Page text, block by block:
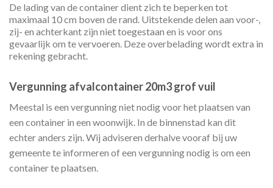
De lading van de container dient zich te beperken tot
maximaal 10 cm boven de rand. Uitstekende delen aan voor-,
zij- en achterkant zijn niet toegestaan en is voor ons
gevaarlijk om te vervoeren. Deze overbelading wordt extra in
rekening gebracht.
Vergunning afvalcontainer 20m3 grof vuil
Meestal is een vergunning niet nodig voor het plaatsen van
een container in een woonwijk. In de binnenstad kan dit
echter anders zijn. Wij adviseren derhalve vooraf bij uw
gemeente te informeren of een vergunning nodig is om een
container te plaatsen.